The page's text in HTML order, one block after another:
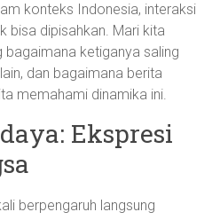
konteks Indonesia, interaksi
bisa dipisahkan. Mari kita
bagaimana ketiganya saling
dan bagaimana berita
memahami dinamika ini.
Ekspresi
berpengaruh langsung